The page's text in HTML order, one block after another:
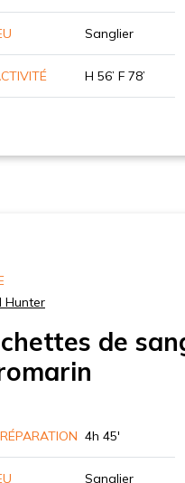
Sanglier
H 56’ F 78’
Hunter
de
4h 45'
Sanglier